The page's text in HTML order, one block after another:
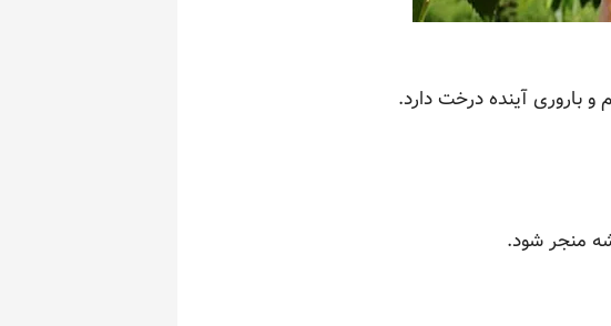
آینده درخت دارد.
منجر شود.